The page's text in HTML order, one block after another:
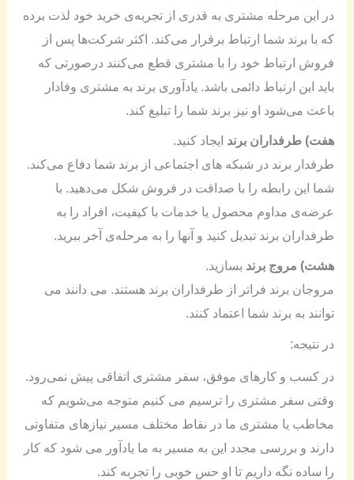
در این مرحله مشتری به قدری از تجربه‌ی خرید خود لذت برده
که با برند شما ارتباط برقرار می‌کند. اکثر شرکت‌ها پس از
فروش ارتباط خود را با مشتری قطع می‌کنند درصورتی که
باید این ارتباط دائمی باشد. یادآوری برند به مشتری وفادار
باعث می‌شود او نیز برند شما را تبلیغ کند.
هفت) طرفداران برند ایجاد کنید.
طرفدار برند در شبکه های اجتماعی از برند شما دفاع می‌کند.
شما این رابطه را با صداقت در فروش شکل می‌دهید. با
عرضه‌ی مداوم محصول یا خدمات با کیفیت، افراد را به
طرفداران برند تبدیل کنید و آنها را به مرحله‌ی آخر ببرید.
هشت) مروج برند بسازید.
مروجان برند فراتر از طرفداران برند هستند. می دانند می
توانند به برند شما اعتماد کنند.
در نتیجه:
در کسب و کارهای موفق، سفر مشتری اتفاقی پیش نمی‌رود.
وقتی سفر مشتری را ترسیم می کنیم متوجه می‌شویم که
مخاطب یا مشتری ما در نقاط مختلف مسیر نیازهای متفاوتی
دارند و بررسی مجدد این به مسیر به ما یادآور می شود که کار
را ساده نگه داریم تا او حس خوبی را تجربه کند.